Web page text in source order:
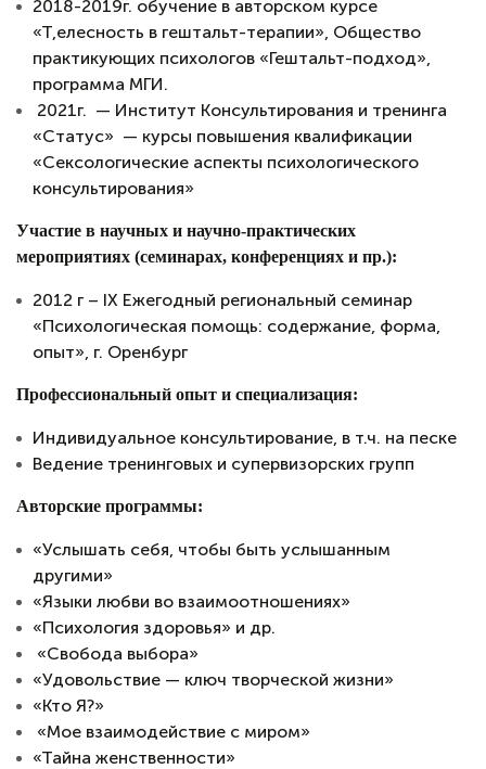
2018-2019г. обучение в авторском курсе
«Т,елесность в гештальт-терапии», Общество
практикующих психологов «Гештальт-подход»,
программа МГИ.
2021г. — Институт Консультирования и тренинга
«Статус» — курсы повышения квалификации
«Сексологические аспекты психологического
консультирования»
Участие в научных и научно-практических
мероприятиях (семинарах, конференциях и пр.):
2012 г – IX Ежегодный региональный семинар
«Психологическая помощь: содержание, форма,
опыт», г. Оренбург
Профессиональный опыт и специализация:
Индивидуальное консультирование, в т.ч. на песке
Ведение тренинговых и супервизорских групп
Авторские программы:
«Услышать себя, чтобы быть услышанным
другими»
«Языки любви во взаимоотношениях»
«Психология здоровья» и др.
«Свобода выбора»
«Удовольствие — ключ творческой жизни»
«Кто Я?»
«Мое взаимодействие с миром»
«Тайна женственности»